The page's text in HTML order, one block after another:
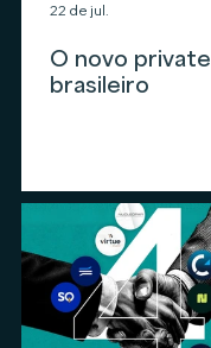
O novo private
brasileiro
22 de jul.